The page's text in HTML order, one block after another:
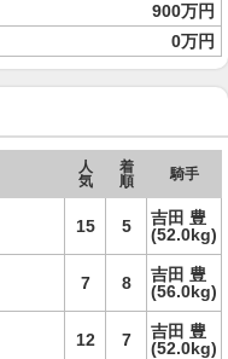
900万円
0万円
人
気
着
順
騎手
15 5
吉田 豊
(52.0kg)
7 8
吉田 豊
(56.0kg)
12 7
吉田 豊
(52.0kg)